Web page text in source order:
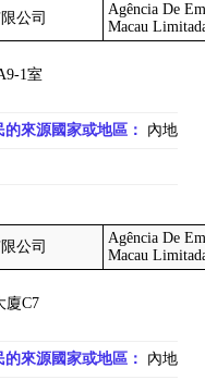
公司
Agência De
Macau
1室
來源國家或地區： 內地
公司
Agência De
Macau
廈C7
來源國家或地區： 內地